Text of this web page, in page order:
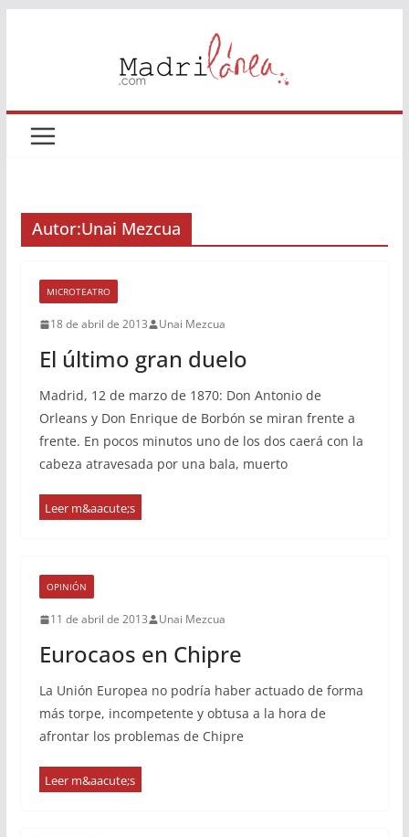
Autor:Unai Mezcua
MICROTEATRO
18 de abril de 2013 Unai Mezcua
El último gran duelo
Madrid, 12 de marzo de 1870: Don Antonio de
Orleans y Don Enrique de Borbón se miran frente a
frente. En pocos minutos uno de los dos caerá con la
cabeza atravesada por una bala, muerto
OPINIÓN
11 de abril de 2013 Unai Mezcua
Eurocaos en Chipre
La Unión Europea no podría haber actuado de forma
más torpe, incompetente y obtusa a la hora de
afrontar los problemas de Chipre